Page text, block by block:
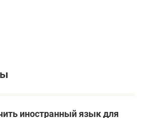
иностранный язык для